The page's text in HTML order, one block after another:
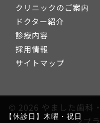
クリニックのご案内
ドクター紹介
診療内容
採用情報
サイトマップ
© 2026 やました歯科
【休診日】木曜・祝日